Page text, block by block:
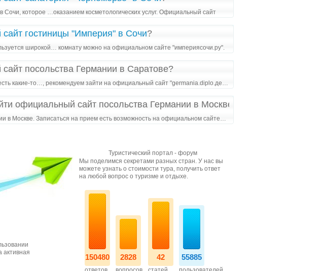
которое …оказанием косметологических услуг. Официальный сайт
гостиницы "Империя" в Сочи?
широкой… комнату можно на официальном сайте "империясочи.ру".
посольства Германии в Саратове?
какие-то…, рекомендуем зайти на официальный сайт "germania.diplo.де…
официальный сайт посольства Германии в Москве?
в Москве. Записаться на прием есть возможность на официальном сайте…
активная
Туристический портал - форум
Мы поделимся секретами разных стран. У нас вы
можете узнать о стоимости тура, получить ответ
на любой вопрос о туризме и отдыхе.
150480 2828 42 55885